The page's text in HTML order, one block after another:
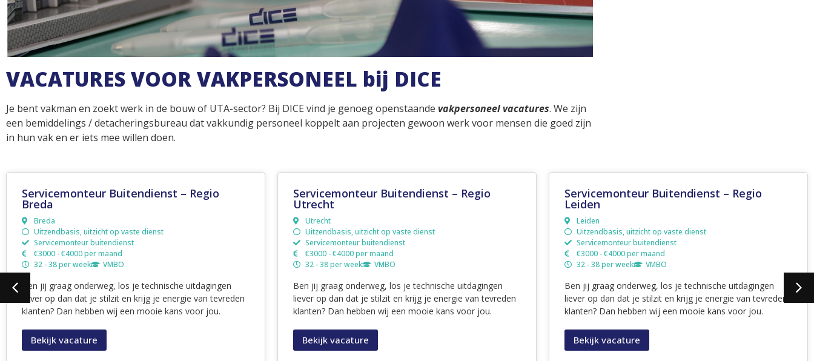
VACATURES VOOR VAKPERSONEEL bij DICE
Je bent vakman en zoekt werk in de bouw of UTA-sector? Bij DICE vind je genoeg openstaande vakpersoneel vacatures. We zijn
een bemiddelings / detacheringsbureau dat vakkundig personeel koppelt aan projecten gewoon werk voor mensen die goed zijn
in hun vak en er iets mee willen doen.
Servicemonteur Buitendienst – Regio
Amsterdam
Amsterdam
Uitzendbasis, uitzicht op vaste dienst
Servicemonteur buitendienst
€3000 - €4000 per maand
32 - 38 per week
VMBO
Ben jij graag onderweg, los je technische uitdagingen
liever op dan dat je stilzit en krijg je energie van tevreden
klanten? Dan hebben wij een mooie kans voor jou.
Bekijk vacature
Voorman Stelleur (loondienst)
Oosterhout
Uitzendbasis, uitzicht op vaste dienst
Voorman-timmerman
€4100 - €4500 per maand
40 - 40 per week
MBO
ervaren en zelfstandig werkende Voorman Stelleur. In
deze functie ben je verantwoordelijk voor het aansturen
van meerdere koppels stelleurs op uiteenlopende
Bekijk vacature
Stelleur (loondienst)
Oosterhout
Uitzendbasis, uitzicht op vaste dienst
Voorman-timmerman
€3900 - €4200 per maand
40 - 40 per week
VMBO/MBO
kwaliteit hoog in het vaandel heeft staan? Voor onze
opdrachtgever zijn wij op zoek naar een vakman die zijn
verantwoordelijkheid neemt en graag werkt aan
functioneren ligt er een mooie kans op een vaste
aanstelling bij de opdrachtgever.